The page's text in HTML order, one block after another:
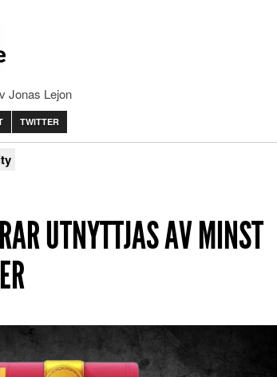
Jonas Lejon
TWITTER
UTNYTTJAS AV MINST